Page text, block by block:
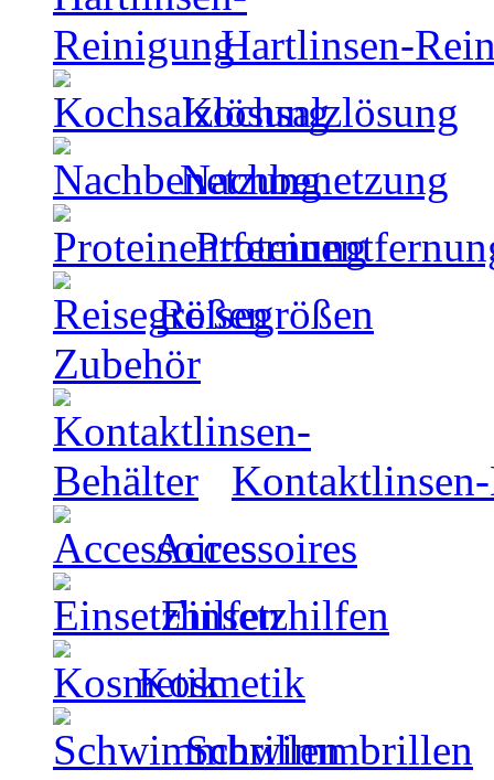
Hartlinsen-
Kochsalzlösung
Nachbenetzung
Reisegrößen
Zubehör
Accessoires
Einsetzhilfen
Kosmetik
Schwimmbrillen